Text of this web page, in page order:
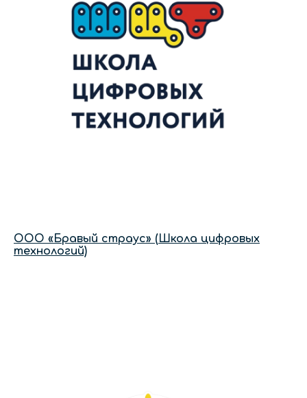
ООО «Бравый страус» (Школа цифровых
технологий)